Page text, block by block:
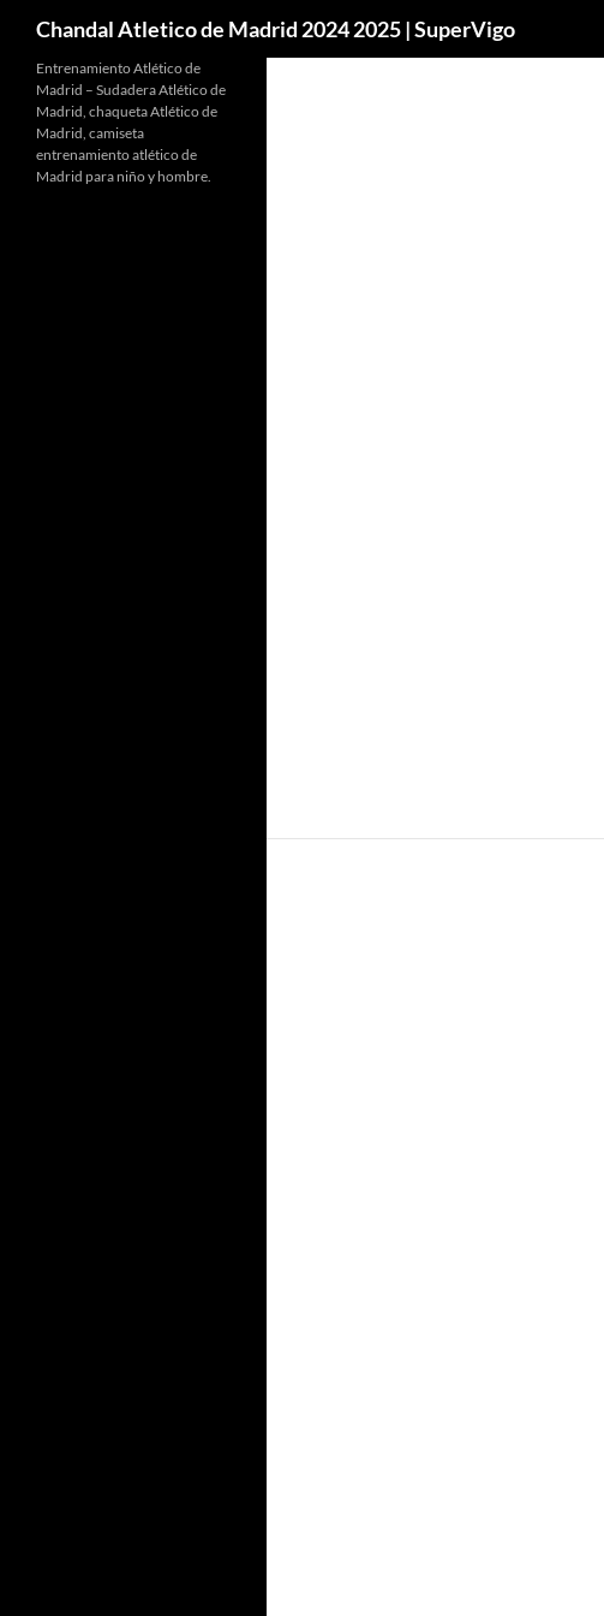
Chandal Atletico de Madrid 2024 2025 | SuperVigo
Entrenamiento Atlético de
Madrid – Sudadera Atlético de
Madrid, chaqueta Atlético de
Madrid, camiseta
entrenamiento atlético de
Madrid para niño y hombre.